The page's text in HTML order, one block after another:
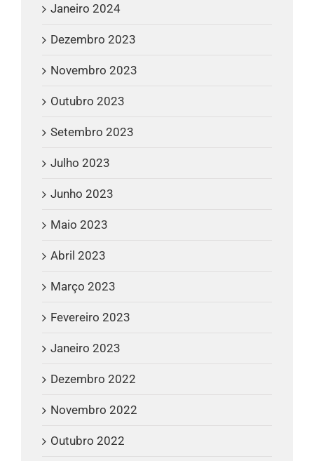
Janeiro 2024
Dezembro 2023
Novembro 2023
Outubro 2023
Setembro 2023
Julho 2023
Junho 2023
Maio 2023
Abril 2023
Março 2023
Fevereiro 2023
Janeiro 2023
Dezembro 2022
Novembro 2022
Outubro 2022